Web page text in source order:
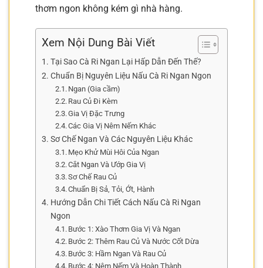
thơm ngon không kém gì nhà hàng.
Xem Nội Dung Bài Viết
Tại Sao Cà Ri Ngan Lại Hấp Dẫn Đến Thế?
Chuẩn Bị Nguyên Liệu Nấu Cà Ri Ngan Ngon
Ngan (Gia cầm)
Rau Củ Đi Kèm
Gia Vị Đặc Trưng
Các Gia Vị Nêm Nếm Khác
Sơ Chế Ngan Và Các Nguyên Liệu Khác
Mẹo Khử Mùi Hôi Của Ngan
Cắt Ngan Và Ướp Gia Vị
Sơ Chế Rau Củ
Chuẩn Bị Sả, Tỏi, Ớt, Hành
Hướng Dẫn Chi Tiết Cách Nấu Cà Ri Ngan
Ngon
Bước 1: Xào Thơm Gia Vị Và Ngan
Bước 2: Thêm Rau Củ Và Nước Cốt Dừa
Bước 3: Hầm Ngan Và Rau Củ
Bước 4: Nêm Nếm Và Hoàn Thành